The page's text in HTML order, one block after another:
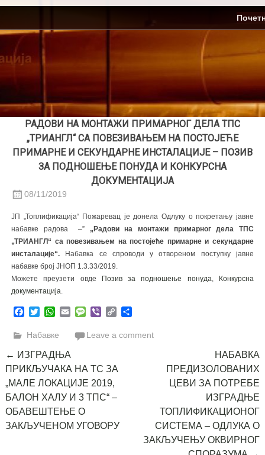
Skip
content
РАДОВИ НА МОНТАЖИ ПРИМАРНОГ ДЕЛА ТПС
„ТРИАНГЛ“ СА ПОВЕЗИВАЊЕМ НА ПОСТОЈЕЋЕ
ПРИМАРНЕ И СЕКУНДАРНЕ ИНСТАЛАЦИЈЕ – ПОЗИВ
ЗА ПОДНОШЕЊЕ ПОНУДА И КОНКУРСНА
ДОКУМЕНТАЦИЈА
08/11/2019
ЈП „Топлификација“ Пожаревац је донела Одлуку о покретању јавне
набавке радова –” „Радови на монтажи примарног дела ТПС
„ТРИАНГЛ“ са повезивањем на постојеће примарне и секундарне
инсталације“.Набавка се спроводи у отвореном поступку јавне
набавке број ЈНОП 1.3.33/2019.
Можете преузети овде
Позив за подношење понуда,
Конкурсна
документација.
Facebook
TwitterWhatsApp
EmailMessage
ViberCopy
Набавке Leave a comment
Post
navigation
← ИЗГРАДЊА
ПРИКЉУЧАКА НА ТС ЗА
„МАЛЕ ЛОКАЦИЈЕ 2019,
БАЛОН ХАЛУ И 3 ТПС“ –
ОБАВЕШТЕЊЕ О
ЗАКЉУЧЕНОМ УГОВОРУ
НАБАВКА
ПРЕДИЗОЛОВАНИХ
ЦЕВИ ЗА ПОТРЕБЕ
ИЗГРАДЊЕ
ТОПЛИФИКАЦИОНОГ
СИСТЕМА – ОДЛУКА О
ЗАКЉУЧЕЊУ ОКВИРНОГ